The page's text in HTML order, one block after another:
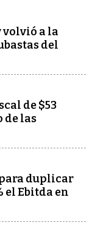
volvió a la
del
de $53
de las
duplicar
el Ebitda en